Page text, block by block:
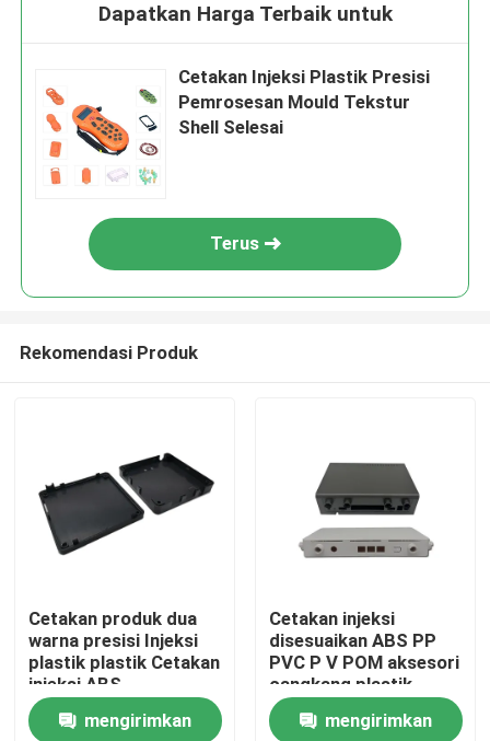
Rumah
Dapatkan Harga Terbaik untuk
Cetakan Injeksi Plastik Presisi
Pemrosesan Mould Tekstur
Shell Selesai
Terus
Rekomendasi Produk
Cetakan produk dua
warna presisi Injeksi
plastik plastik Cetakan
injeksi ABS
Pembuatan cetakan
injeksi mengirimkan
Cetakan injeksi
disesuaikan ABS PP
PVC P V POM aksesori
cangkang plastik
mengirimkan